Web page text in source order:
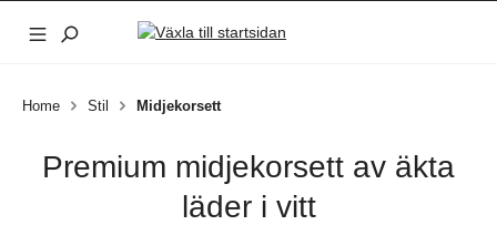
Hoppa till huvudinnehåll
Home Stil Midjekorsett
Premium midjekorsett av äkta
läder i vitt